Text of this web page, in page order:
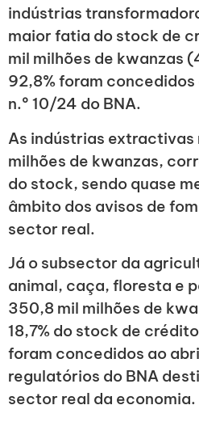
indústrias
maior fatia do stock de
mil milhões de kwanzas
92,8% foram
n.º 10/24 do BNA.
As indústrias
milhões de kwanzas,
do stock, sendo quase
âmbito dos avisos de
sector real.
Já o subsector da
animal, caça, floresta e
350,8 mil milhões de
18,7% do stock de
foram concedidos ao
regulatórios do BNA
sector real da economia.